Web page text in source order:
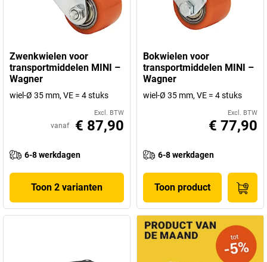
Zwenkwielen voor
transportmiddelen MINI –
Wagner
wiel-Ø 35 mm, VE = 4 stuks
Excl. BTW
vanaf € 87,90
6-8 werkdagen
Toon 2 varianten
Bokwielen voor
transportmiddelen MINI –
Wagner
wiel-Ø 35 mm, VE = 4 stuks
Excl. BTW
€ 77,90
6-8 werkdagen
Toon product